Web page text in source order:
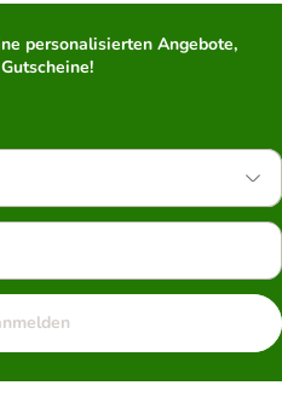
personalisierten Angebote,